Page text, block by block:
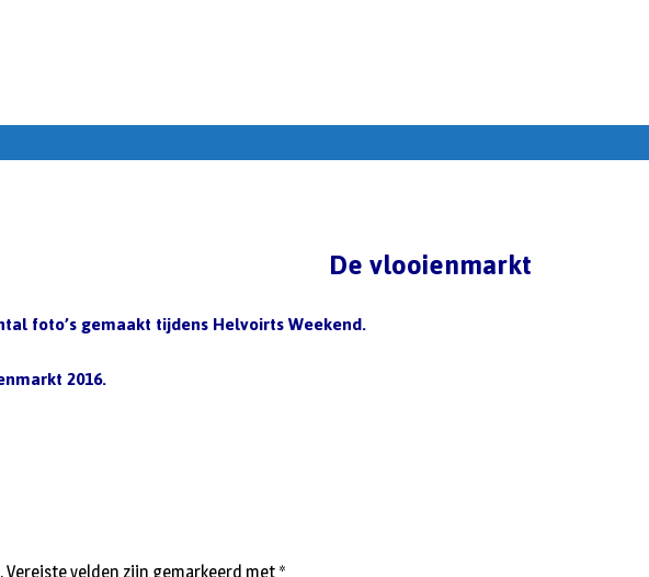
De vlooienmarkt
foto’s gemaakt tijdens Helvoirts Weekend.
2016.
Vereiste velden zijn gemarkeerd met *